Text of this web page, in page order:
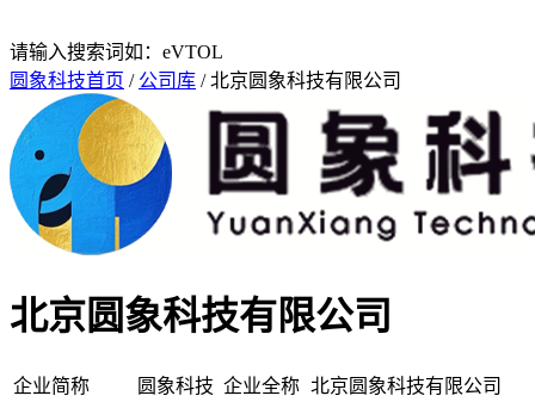
请输入搜索词如：eVTOL
圆象科技首页 / 公司库 / 北京圆象科技有限公司
北京圆象科技有限公司
企业简称 圆象科技 企业全称 北京圆象科技有限公司